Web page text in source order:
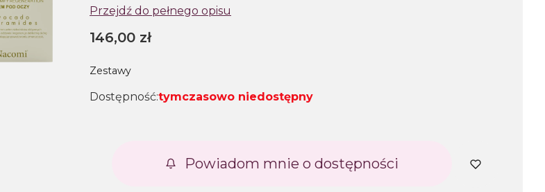
Przejdź do pełnego opisu
Cena
146,00 zł
Zestawy
Dostępność:tymczasowo niedostępny
Powiadom mnie o dostępności